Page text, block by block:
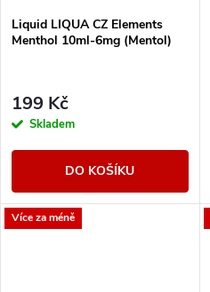
Liquid LIQUA CZ Elements
Menthol 10ml-6mg (Mentol)
199 Kč
Skladem
DO KOŠÍKU
Více za méně